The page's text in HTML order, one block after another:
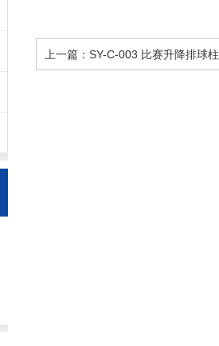
上一篇：SY-C-003 比赛升降排球柱